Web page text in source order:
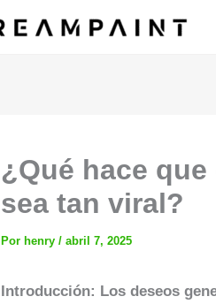
¿Qué hace
sea tan viral?
Por henry / abril 7, 2025
Introducción: Los deseos